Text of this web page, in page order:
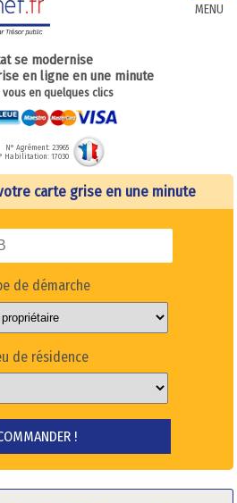
MENU
se modernise
en ligne en une minute
vous en quelques clics
N° Agrément: 23965
Habilitation: 17030
carte grise en une minute
de démarche
de résidence